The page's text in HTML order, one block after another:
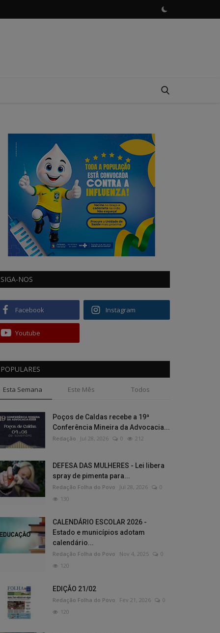
SIGA-NOS
Facebook Instagram
Youtube
POPULARES
Esta Semana Este Mês Todos
Poços de Caldas recebe a 19ª
Conferência Mineira da Advocacia...
Redação Jul 28, 2026 0 212
DEFESA DAS MULHERES - Lei libera
spray de pimenta para...
Redação Folha do Povo Jul 28, 2026
0
130
CALENDÁRIO ESCOLAR 2026 -
Estado e municípios adotam
calendário...
Redação Folha do Povo Nov 4, 2025
0
120
EDIÇÃO 21/02
Redação Folha do Povo Fev 21, 2026
0
120